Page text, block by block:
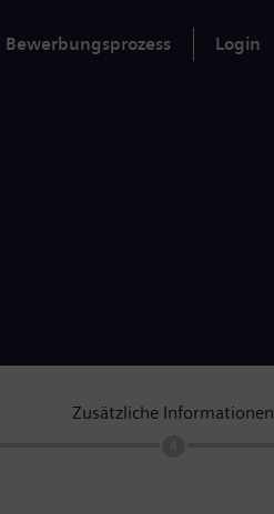
Bewerbungsprozess Login
Zusätzliche Informationen